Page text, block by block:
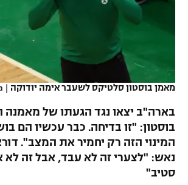
רץ ברשת
תוצאות
לוח שידורים
בית"ר ירושלים
הפועל תל אביב
הפועל חיפה
ליגה ספרדית
ליגה איטלקית
ליגה צרפתית
ליגה הולנדית
ליגה טורקית
ליגה סינית
הפועל חולון
דני אבדיה
יורוליג
כדוריד
כדורעף
שחייה
מאמן בוסטון סלטיקס לשעבר אימה יודוקה |
בארה"ב יצאו נגד הגעתו של
בוסטון: "זו בדיחה. כבר עכשיו הם
המינוי הזה רק יחמיר את המצב".
נאש: "לצערי זה לא עבד, אבל זה לא
סטיב"